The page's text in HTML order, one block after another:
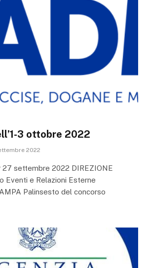
3 ottobre 2022
2022
27 settembre 2022 DIREZIONE
Eventi e Relazioni Esterne
Palinsesto del concorso